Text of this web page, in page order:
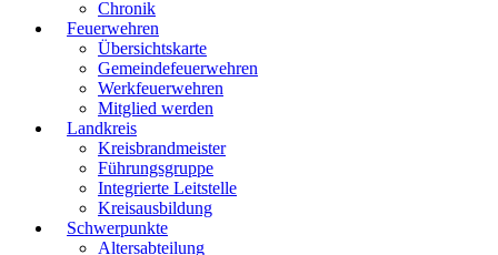
Chronik
Feuerwehren
Übersichtskarte
Gemeindefeuerwehren
Werkfeuerwehren
Mitglied werden
Landkreis
Kreisbrandmeister
Führungsgruppe
Integrierte Leitstelle
Kreisausbildung
Schwerpunkte
Altersabteilung